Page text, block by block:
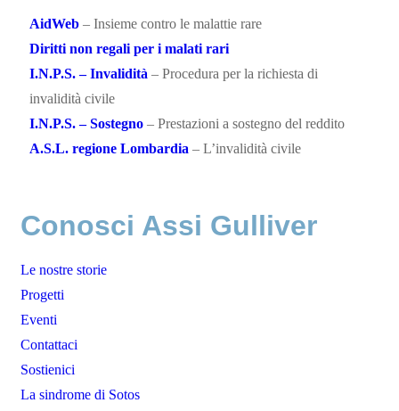
AidWeb – Insieme contro le malattie rare
Diritti non regali per i malati rari
I.N.P.S. – Invalidità – Procedura per la richiesta di
invalidità civile
I.N.P.S. – Sostegno – Prestazioni a sostegno del reddito
A.S.L. regione Lombardia – L’invalidità civile
Conosci Assi Gulliver
Le nostre storie
Progetti
Eventi
Contattaci
Sostienici
La sindrome di Sotos